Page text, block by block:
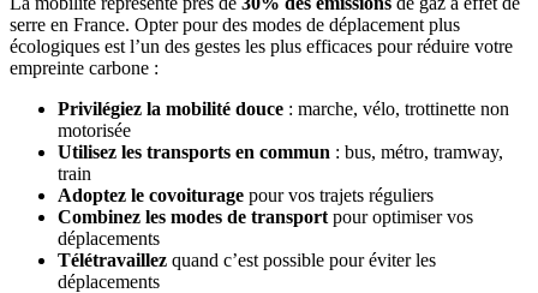
serre en France. Opter pour des modes de déplacement plus
écologiques est l’un des gestes les plus efficaces pour réduire votre
empreinte carbone :
Privilégiez la mobilité douce : marche, vélo, trottinette non
motorisée
Utilisez les transports en commun : bus, métro, tramway,
train
Adoptez le covoiturage pour vos trajets réguliers
Combinez les modes de transport pour optimiser vos
déplacements
Télétravaillez quand c’est possible pour éviter les
déplacements